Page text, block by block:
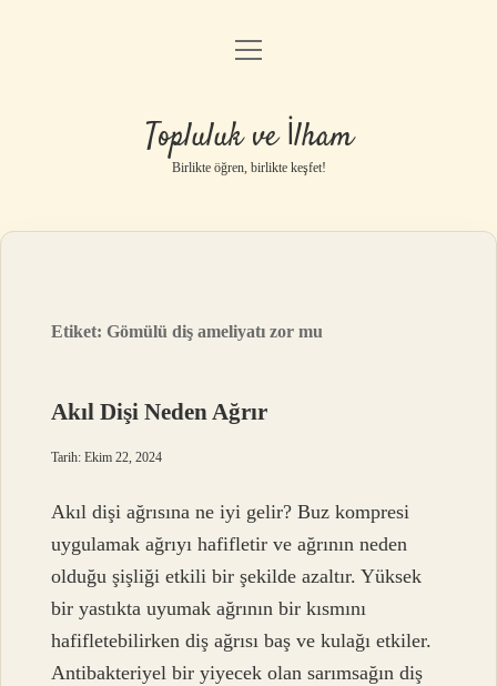
Anasayfa
Gizlilik Politikası
Yasal Uyarı
menüyü
Topluluk ve İlham
Birlikte öğren, birlikte keşfet!
Etiket:Gömülü diş ameliyatı zor mu
Akıl Dişi Neden Ağrır
Tarih: Ekim 22, 2024
Akıl dişi ağrısına ne iyi gelir? Buz kompresi
uygulamak ağrıyı hafifletir ve ağrının neden
olduğu şişliği etkili bir şekilde azaltır. Yüksek
bir yastıkta uyumak ağrının bir kısmını
hafifletebilirken diş ağrısı baş ve kulağı etkiler.
Antibakteriyel bir yiyecek olan sarımsağın diş